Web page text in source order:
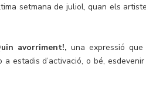
setmana de juliol, quan els
avorriment!, una expressió
estadis d’activació, o bé,